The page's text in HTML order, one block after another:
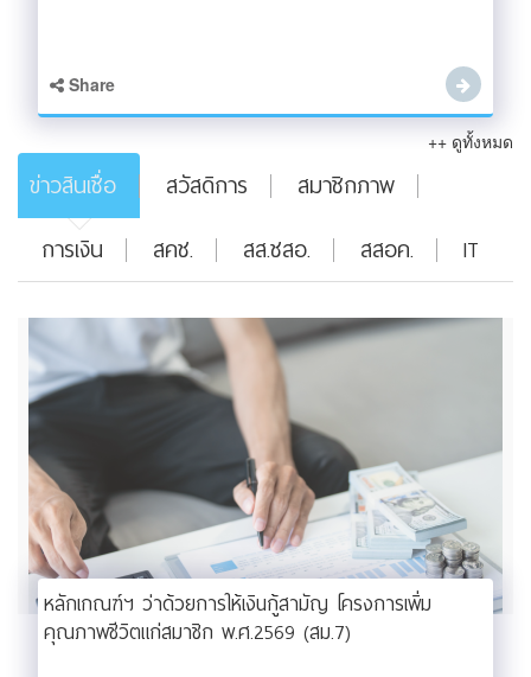
Share
++ ดูทั้งหมด
ข่าวสินเชื่อ สวัสดิการ
สมาชิกภาพ
การเงิน
สคช. สส.ชสอ. สสอค. IT
หลักเกณฑ์ฯ ว่าด้วยการให้เงินกู้สามัญ โครงการเพิ่ม
คุณภาพชีวิตแก่สมาชิก พ.ศ.2569 (สม.7)